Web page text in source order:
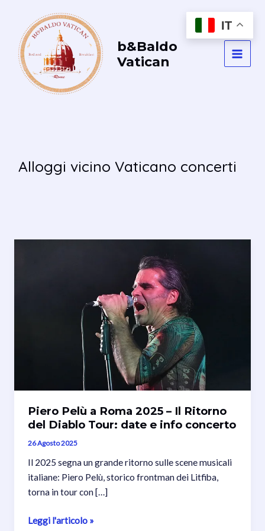
contenuto
b&Baldo
Vatican
Alloggi vicino Vaticano concerti
Piero Pelù a Roma 2025 – Il Ritorno
del Diablo Tour: date e info concerto
26 Agosto 2025
Il 2025 segna un grande ritorno sulle scene musicali
italiane: Piero Pelù, storico frontman dei Litfiba,
torna in tour con […]
Piero
Leggi l'articolo »
IT